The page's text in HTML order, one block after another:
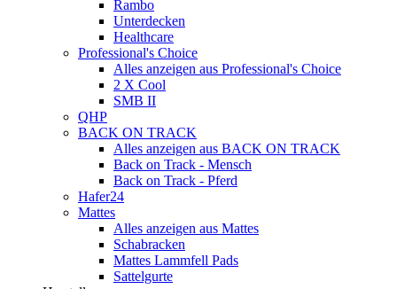
Rambo
Unterdecken
Healthcare
Professional's Choice
Alles anzeigen aus Professional's Choice
2 X Cool
SMB II
QHP
BACK ON TRACK
Alles anzeigen aus BACK ON TRACK
Back on Track - Mensch
Back on Track - Pferd
Hafer24
Mattes
Alles anzeigen aus Mattes
Schabracken
Mattes Lammfell Pads
Sattelgurte